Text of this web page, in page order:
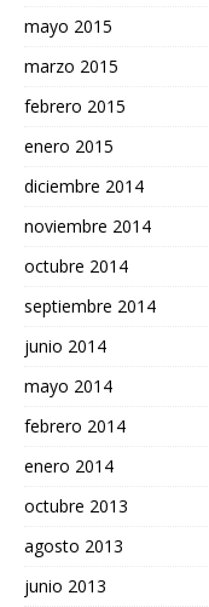
mayo 2015
marzo 2015
febrero 2015
enero 2015
diciembre 2014
noviembre 2014
octubre 2014
septiembre 2014
junio 2014
mayo 2014
febrero 2014
enero 2014
octubre 2013
agosto 2013
junio 2013